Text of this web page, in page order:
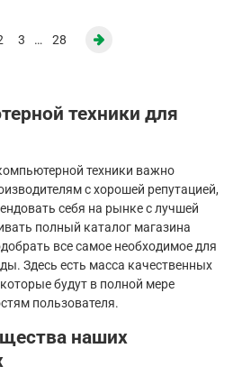
3 … 28
техники для
техники важно
с хорошей репутацией,
себя на рынке с лучшей
полный каталог магазина
все самое необходимое для
Здесь есть масса качественных
будут в полной мере
пользователя.
наших